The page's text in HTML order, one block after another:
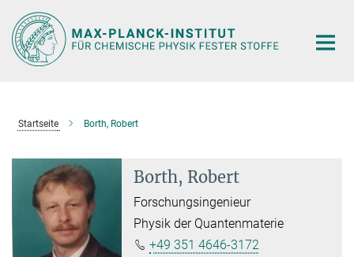
Hauptinhalt
Startseite Borth, Robert
Borth, Robert
Forschungsingenieur
Physik der Quantenmaterie
+49 351 4646-3172